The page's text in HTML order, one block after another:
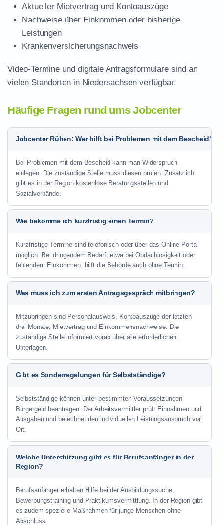
Aktueller Mietvertrag und Kontoauszüge
Nachweise über Einkommen oder bisherige
Leistungen
Krankenversicherungsnachweis
Video-Termine und digitale Antragsformulare sind an
vielen Standorten in Niedersachsen verfügbar.
Häufige Fragen rund ums Jobcenter
Jobcenter Rühen: Wer hilft bei Problemen mit dem Bescheid?
Bei Problemen mit dem Bescheid kann man Widerspruch
einlegen. Die zuständige Stelle muss diesen prüfen. Zusätzlich
gibt es in der Region kostenlose Beratungsstellen und
Sozialverbände.
Wie bekomme ich kurzfristig einen Termin?
Kurzfristige Termine sind telefonisch oder über das Online-Portal
möglich. Bei dringendem Bedarf, etwa bei Obdachlosigkeit oder
fehlendem Einkommen, hilft die Behörde auch ohne Termin.
Was muss ich zum ersten Antragsgespräch mitbringen?
Mitzubringen sind Personalausweis, Kontoauszüge der letzten
drei Monate, Mietvertrag und Einkommensnachweise. Die
zuständige Stelle informiert vorab über alle erforderlichen
Unterlagen.
Gibt es Sonderregelungen für Selbstständige?
Selbstständige können unter bestimmten Voraussetzungen
Bürgergeld beantragen. Der Arbeitsvermittler prüft Einnahmen und
Ausgaben und berechnet den individuellen Leistungsanspruch vor
Ort.
Welche Unterstützung gibt es für Berufsanfänger in der
Region?
Berufsanfänger erhalten Hilfe bei der Ausbildungssuche,
Bewerbungstraining und Praktikumsvermittlung. In der Region gibt
es zudem spezielle Maßnahmen für junge Menschen ohne
Abschluss.